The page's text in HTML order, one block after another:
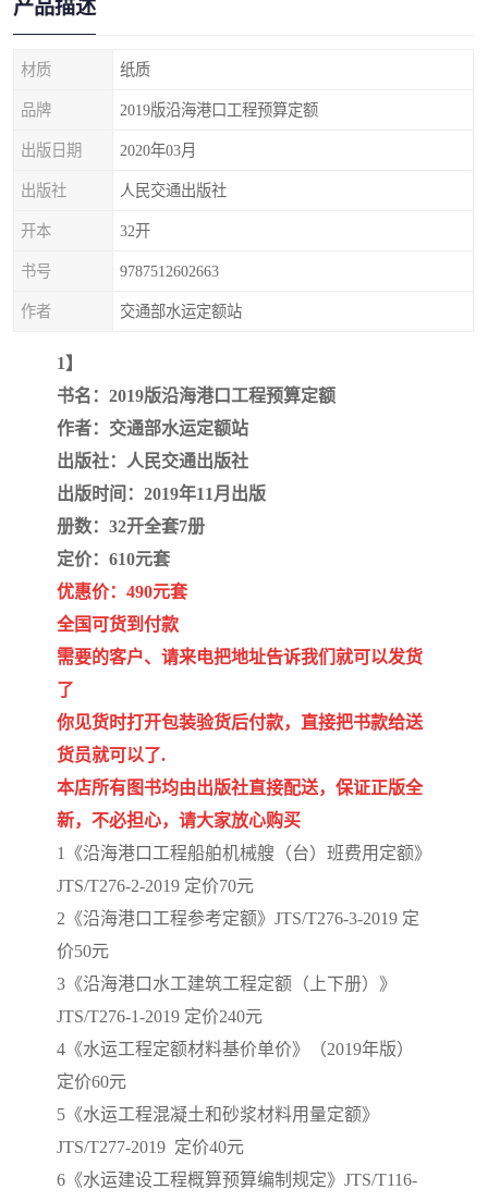
产品描述
材质 纸质
品牌 2019版沿海港口工程预算定额
出版日期 2020年03月
出版社 人民交通出版社
开本 32开
书号 9787512602663
作者 交通部水运定额站
1】
书名：2019版沿海港口工程预算定额
作者：交通部水运定额站
出版社：人民交通出版社
出版时间：2019年11月出版
册数：32开全套7册
定价：610元套
优惠价：490元套
全国可货到付款
需要的客户、请来电把地址告诉我们就可以发货
了
你见货时打开包装验货后付款，直接把书款给送
货员就可以了.
本店所有图书均由出版社直接配送，保证正版全
新，不必担心，请大家放心购买
1《沿海港口工程船舶机械艘（台）班费用定额》
JTS/T276-2-2019 定价70元
2《沿海港口工程参考定额》JTS/T276-3-2019 定
价50元
3《沿海港口水工建筑工程定额（上下册）》
JTS/T276-1-2019 定价240元
4《水运工程定额材料基价单价》（2019年版）
定价60元
5《水运工程混凝土和砂浆材料用量定额》
JTS/T277-2019 定价40元
6《水运建设工程概算预算编制规定》JTS/T116-
疏浚工程预算定额
福建建设工程预算定额
辽宁省工程计价定额
锅炉及压力容器规范国际
性规范ASME
湖北省建设工程预算定额
甘肃省建设工程预算定额
内蒙古建设工程预算定额
陕西建设工程消耗量定额
贵州水利水电定额
青海省建筑工程消耗量定
20kv及以下配电网工程定
验评定标准
广西建筑安装工程预算定 内河沿海港口疏浚定额
*考军校教材 黑龙江建设工程计价定额
依据
海南省建设工程预算定额 浙江省建设工程预算定额
电力工程预算概算定额
江苏省建设工程计价定额
云南省建设工程预算定额 2020民法典
陕西省水利工程概预算定 宁夏建设工程计价定额
冶金工业建设工程概算定